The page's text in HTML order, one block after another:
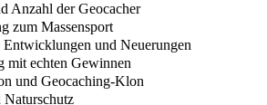
Anzahl der Geocacher
zum Massensport
Entwicklungen und Neuerungen
mit echten Gewinnen
und Geocaching-Klon
Naturschutz